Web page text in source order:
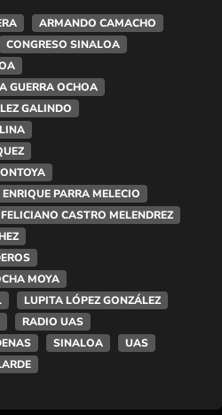
ARMANDO CAMACHO
CONGRESO SINALOA
GUERRA OCHOA
GALINDO
ENRIQUE PARRA MELECIO
FELICIANO CASTRO MELENDREZ
MOYA
LUPITA LÓPEZ GONZÁLEZ
RADIO UAS
SINALOA
UAS